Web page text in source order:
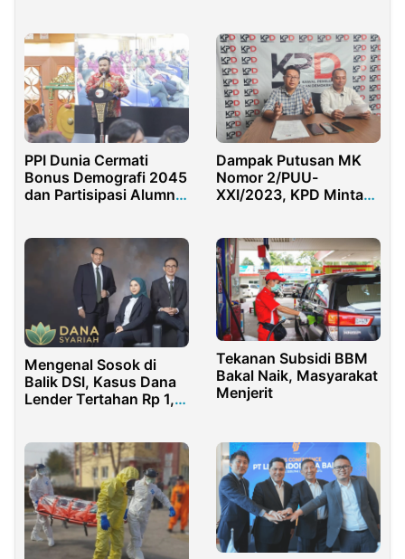
PPI Dunia Cermati
Bonus Demografi 2045
dan Partisipasi Alumni
Dampak Putusan MK
Nomor 2/PUU-
XXI/2023, KPD Minta
Mengenal Sosok di
Balik DSI, Kasus Dana
Lender Tertahan Rp 1,2
Tekanan Subsidi BBM
Bakal Naik, Masyarakat
Menjerit